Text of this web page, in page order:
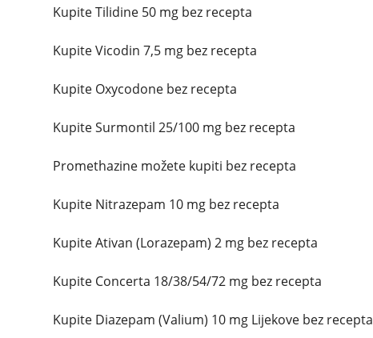
Kupite Tilidine 50 mg bez recepta
Kupite Vicodin 7,5 mg bez recepta
Kupite Oxycodone bez recepta
Kupite Surmontil 25/100 mg bez recepta
Promethazine možete kupiti bez recepta
Kupite Nitrazepam 10 mg bez recepta
Kupite Ativan (Lorazepam) 2 mg bez recepta
Kupite Concerta 18/38/54/72 mg bez recepta
Kupite Diazepam (Valium) 10 mg Lijekove bez recepta